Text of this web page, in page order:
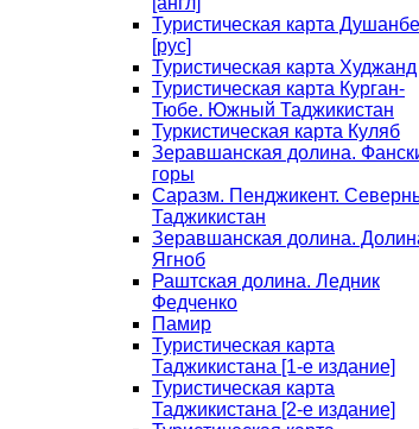
Туристическая карта Душанбе
[рус]
Туристическая карта Худжанд
Туристическая карта Курган-
Тюбе. Южный Таджикистан
Туркистическая карта Куляб
Зеравшанская долина.
горы
Саразм. Пенджикент.
Таджикистан
Зеравшанская долина.
Ягноб
Раштская долина. Ледник
Федченко
Памир
Туристическая карта
Таджикистана [1-е издание]
Туристическая карта
Таджикистана [2-е издание]